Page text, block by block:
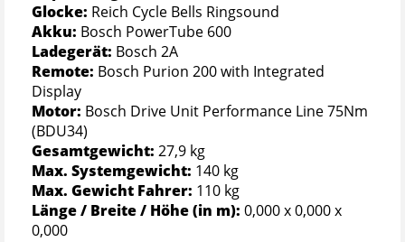
Glocke: Reich Cycle Bells Ringsound
Akku: Bosch PowerTube 600
Ladegerät: Bosch 2A
Remote: Bosch Purion 200 with Integrated
Display
Motor: Bosch Drive Unit Performance Line 75Nm
(BDU34)
Gesamtgewicht: 27,9 kg
Max. Systemgewicht: 140 kg
Max. Gewicht Fahrer: 110 kg
Länge / Breite / Höhe (in m): 0,000 x 0,000 x
0,000